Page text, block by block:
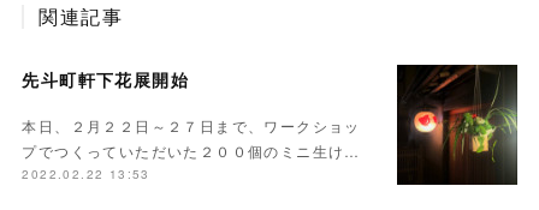
関連記事
先斗町軒下花展開始
本日、２月２２日～２７日まで、ワークショッ
プでつくっていただいた２００個のミニ生け…
2022.02.22 13:53